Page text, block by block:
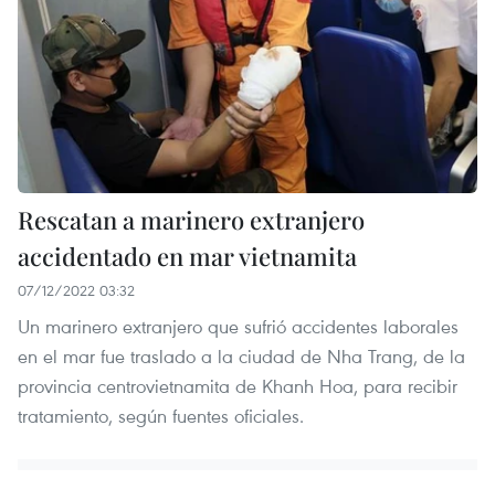
Rescatan a marinero extranjero
accidentado en mar vietnamita
07/12/2022 03:32
Un marinero extranjero que sufrió accidentes laborales
en el mar fue traslado a la ciudad de Nha Trang, de la
provincia centrovietnamita de Khanh Hoa, para recibir
tratamiento, según fuentes oficiales.